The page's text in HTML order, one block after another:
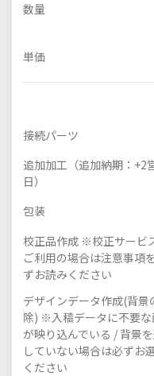
数量
単価
接続パーツ
追加加工（追加納期：+2
日）
包装
校正品作成 ※校正サービ
ご利用の場合は注意事項
ずお読みください
デザインデータ作成(背景
除) ※入稿データに不要な
が映り込んでいる / 背景
していない場合は必ずお
ください